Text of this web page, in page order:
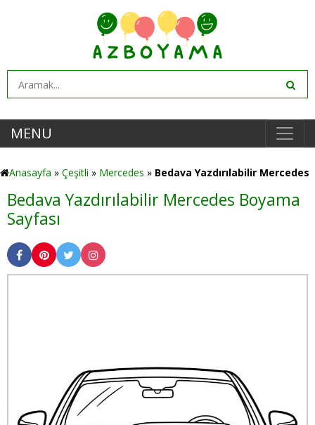
MENU
Anasayfa » Çeşitli » Mercedes » Bedava Yazdırılabilir Mercedes
Bedava Yazdırılabilir Mercedes Boyama
Sayfası